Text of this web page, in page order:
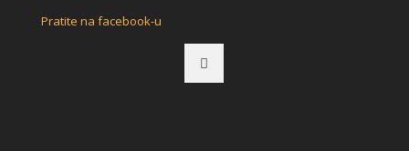
Pratite na facebook-u